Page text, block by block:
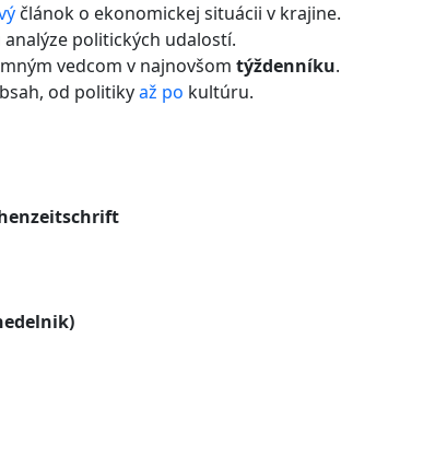
článok o ekonomickej situácii v krajine.
analýze politických udalostí.
vedcom v najnovšom týždenníku.
od politikyaž po kultúru.